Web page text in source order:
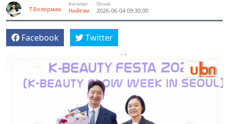
Т.Болормаа
Ангилал
Нийгэм
Огноо
2026-06-04 09:30:00
Facebook Twitter